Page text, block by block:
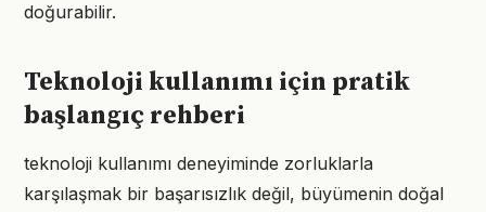
doğurabilir.
Teknoloji kullanımı için pratik
başlangıç rehberi
teknoloji kullanımı deneyiminde zorluklarla
karşılaşmak bir başarısızlık değil, büyümenin doğal